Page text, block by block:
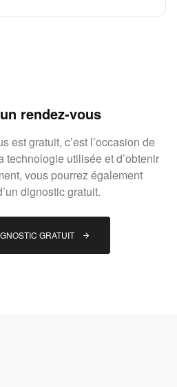
rendez-vous
est gratuit, c’est l’occasion de
technologie utilisée et d’obtenir
vous pourrez également
dignostic gratuit.
GRATUIT